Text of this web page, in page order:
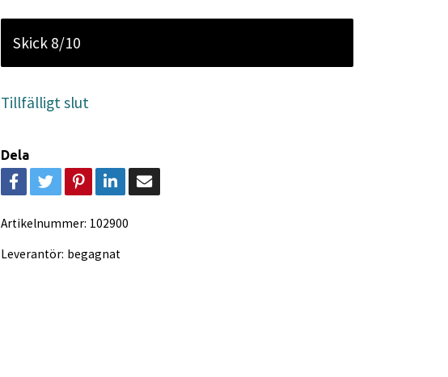
Skick 8/10
Tillfälligt slut
Dela
Artikelnummer: 102900
Leverantör: begagnat